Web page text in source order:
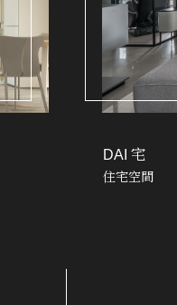
DAI 宅
住宅空間